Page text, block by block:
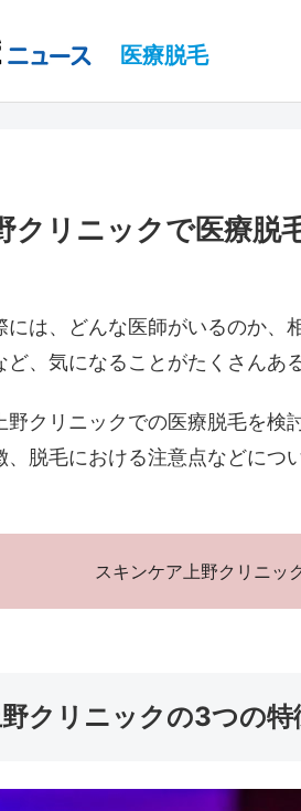
医療脱毛
クリニックで医療
には、どんな医師がいるのか、
、気になることがたくさんあ
野クリニックでの医療脱毛を検
、脱毛における注意点などにつ
スキンケア上野クリニッ
クリニックの3つの特